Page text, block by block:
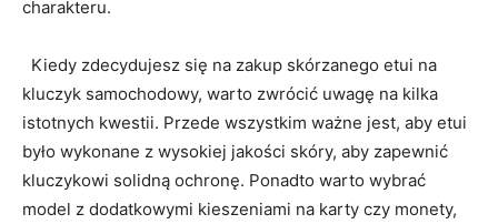
charakteru.
​ ‌ Kiedy‌ zdecydujesz się ​na zakup skórzanego etui na‌
kluczyk samochodowy, warto⁣ zwrócić uwagę na kilka
istotnych ​kwestii. Przede⁣ wszystkim ważne jest, aby‌ etui
było wykonane ⁣z wysokiej jakości skóry, aby zapewnić
kluczykowi⁤ solidną ⁢ochronę. Ponadto warto wybrać
model z dodatkowymi kieszeniami ⁢na karty czy​ monety,